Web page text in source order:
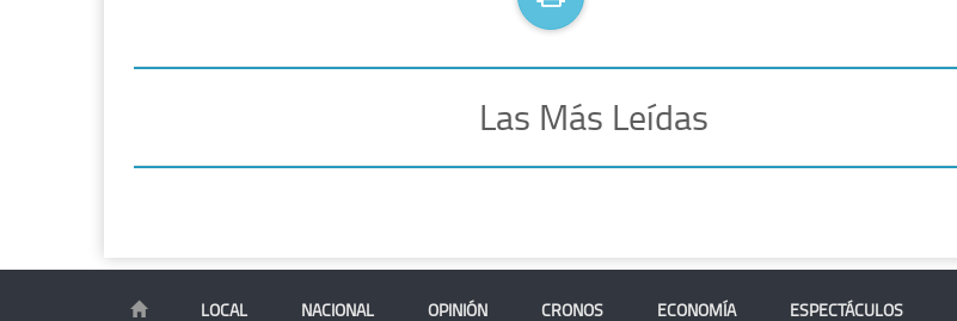
Las Más Leídas
LOCAL NACIONAL OPINIÓN CRONOS ECONOMÍA ESPECTÁCULOS